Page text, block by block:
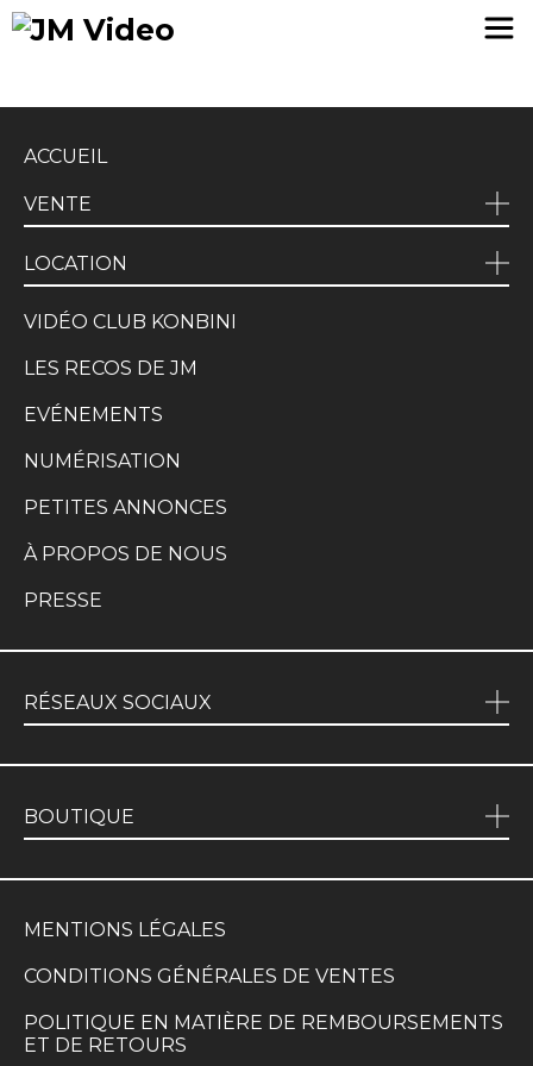
ACCUEIL
VENTE
LOCATION
VIDÉO CLUB KONBINI
LES RECOS DE JM
EVÉNEMENTS
NUMÉRISATION
PETITES ANNONCES
À PROPOS DE NOUS
PRESSE
RÉSEAUX SOCIAUX
BOUTIQUE
MENTIONS LÉGALES
CONDITIONS GÉNÉRALES DE VENTES
POLITIQUE EN MATIÈRE DE REMBOURSEMENTS
ET DE RETOURS